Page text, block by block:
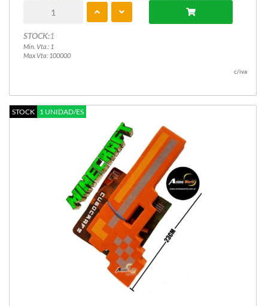
STOCK:1
Min. Vta.: 1
Max Vta: 100000
c/iva
STOCK 1 UNIDAD/ES